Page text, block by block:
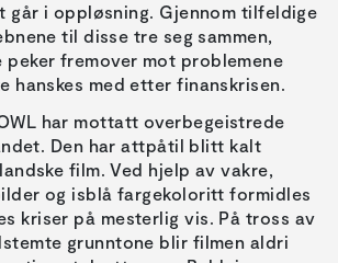
går i oppløsning. Gjennom tilfeldige
til disse tre seg sammen,
peker fremover mot problemene
hanskes med etter finanskrisen.
har mottatt overbegeistrede
Den har attpåtil blitt kalt
film. Ved hjelp av vakre,
og isblå fargekoloritt formidles
kriser på mesterlig vis. På tross av
grunntone blir filmen aldri